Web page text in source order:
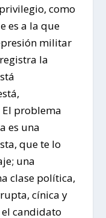
como
es a la que
militar
la
problema
es una
que te lo
una
clase política,
cínica y
candidato